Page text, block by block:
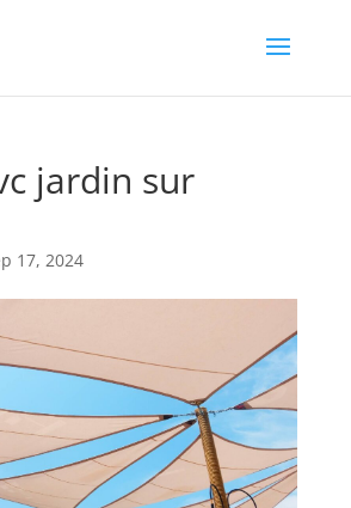
jardin sur
17, 2024